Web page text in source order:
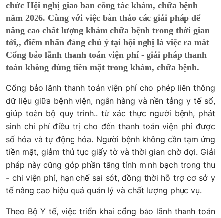
chức Hội nghị giao ban công tác khám, chữa bệnh
năm 2026. Cùng với việc bàn thảo các giải pháp để
nâng cao chất lượng khám chữa bệnh trong thời gian
tới,, điểm nhấn đáng chú ý tại hội nghị là việc ra mắt
Cổng bảo lãnh thanh toán viện phí - giải pháp thanh
toán không dùng tiền mặt trong khám, chữa bệnh.
Cổng bảo lãnh thanh toán viện phí cho phép liên thông
dữ liệu giữa bệnh viện, ngân hàng và nền tảng y tế số,
giúp toàn bộ quy trình.. từ xác thực người bệnh, phát
sinh chi phí điều trị cho đến thanh toán viện phí được
số hóa và tự động hóa. Người bệnh không cần tạm ứng
tiền mặt, giảm thủ tục giấy tờ và thời gian chờ đợi. Giải
pháp này cũng góp phần tăng tính minh bạch trong thu
- chi viện phí, hạn chế sai sót, đồng thời hỗ trợ cơ sở y
tế nâng cao hiệu quả quản lý và chất lượng phục vụ.
Theo Bộ Y tế, việc triển khai cổng bảo lãnh thanh toán